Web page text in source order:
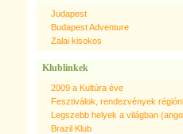
Judapest
Budapest Adventure
Zalai kisokos
Klublinkek
2009 a Kultúra éve
Fesztiválok, rendezvények
Legszebb helyek a világban
Brazil Klub